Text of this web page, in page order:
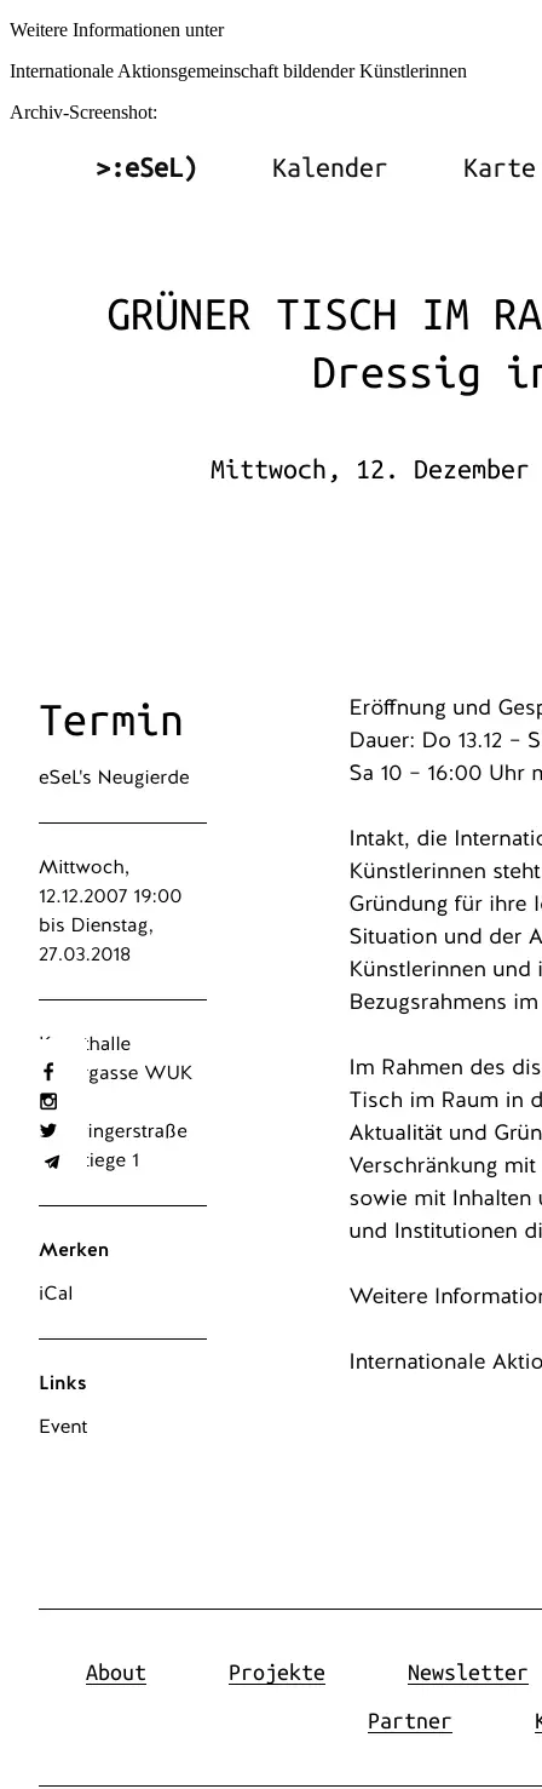
Weitere Informationen unter
Internationale Aktionsgemeinschaft bildender Künstlerinnen
Archiv-Screenshot: